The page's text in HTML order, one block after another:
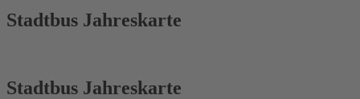
Stadtbus Jahreskarte
Stadtbus Jahreskarte